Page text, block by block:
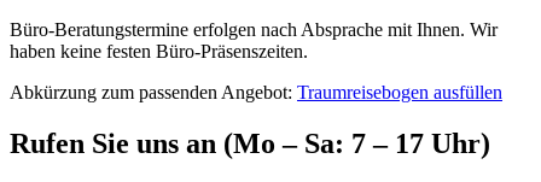
Büro-Beratungstermine erfolgen nach Absprache mit Ihnen. Wir
haben keine festen Büro-Präsenszeiten.
Abkürzung zum passenden Angebot: Traumreisebogen ausfüllen
Rufen Sie uns an (Mo – Sa: 7 – 17 Uhr)